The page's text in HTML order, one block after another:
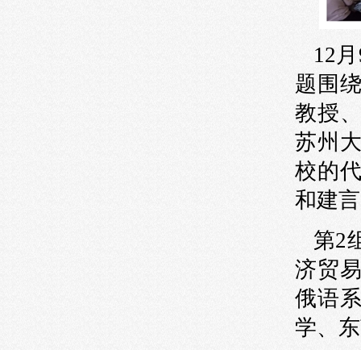
12月
题围
教授
苏州
校的
和建
第2
济贸
俄语
学、